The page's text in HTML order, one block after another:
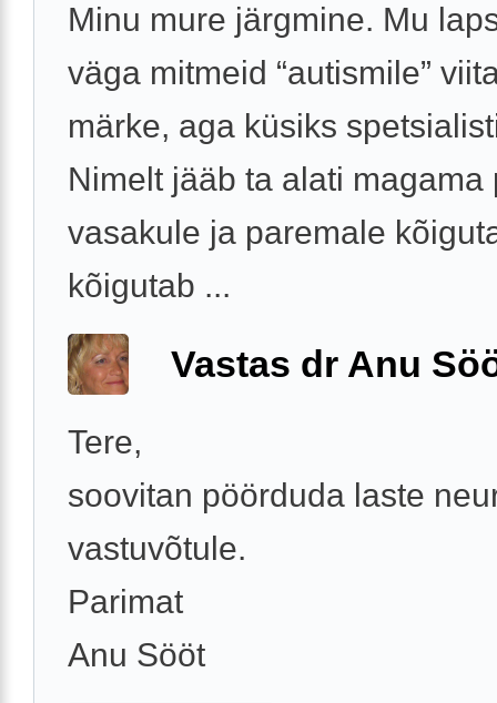
Minu mure järgmine. Mu
väga mitmeid “autismile”
märke, aga küsiks
Nimelt jääb ta alati magama
vasakule ja paremale
kõigutab ...
Vastas dr Anu
Tere,
soovitan pöörduda laste
vastuvõtule.
Parimat
Anu Sööt